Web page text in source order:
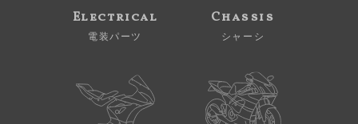
Electrical
電装パーツ
Chassis
シャーシ